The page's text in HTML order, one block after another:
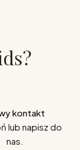
kontakt
lub napisz do
nas.